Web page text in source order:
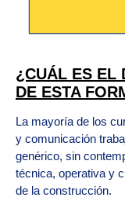
¿CUÁL ES EL
DE ESTA
La mayoría de los
y comunicación
genérico, sin
técnica, operativa y
de la construcción.